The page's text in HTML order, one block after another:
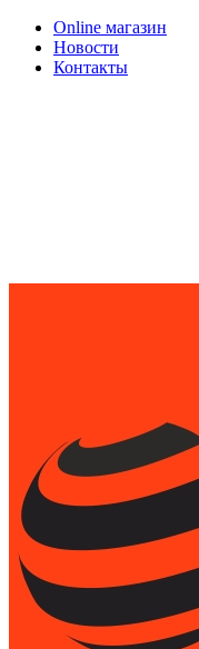
Online магазин
Новости
Контакты